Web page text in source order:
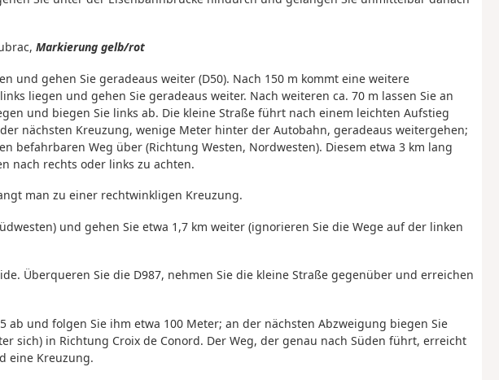
Markierung gelb/rot
und gehen Sie geradeaus weiter (D50). Nach 150 m kommt eine weitere
liegen und gehen Sie geradeaus weiter. Nach weiteren ca. 70 m lassen Sie an
und biegen Sie links ab. Die kleine Straße führt nach einem leichten Aufstieg
nächsten Kreuzung, wenige Meter hinter der Autobahn, geradeaus weitergehen;
befahrbaren Weg über (Richtung Westen, Nordwesten). Diesem etwa 3 km lang
nach rechts oder links zu achten.
man zu einer rechtwinkligen Kreuzung.
und gehen Sie etwa 1,7 km weiter (ignorieren Sie die Wege auf der linken
Überqueren Sie die D987, nehmen Sie die kleine Straße gegenüber und erreichen
ab und folgen Sie ihm etwa 100 Meter; an der nächsten Abzweigung biegen Sie
sich) in Richtung Croix de Conord. Der Weg, der genau nach Süden führt, erreicht
eine Kreuzung.